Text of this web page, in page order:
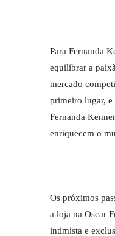
Para Fernanda
equilibrar a
mercado
primeiro lugar, e
Fernanda
enriquecem o
Os próximos
a loja na Oscar
intimista e